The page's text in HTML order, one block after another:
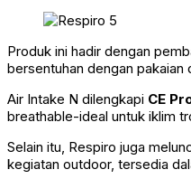
Produk ini hadir dengan
bersentuhan dengan pakaian
Air Intake N dilengkapi CE
breathable-ideal untuk iklim
Selain itu, Respiro juga
kegiatan outdoor, tersedia